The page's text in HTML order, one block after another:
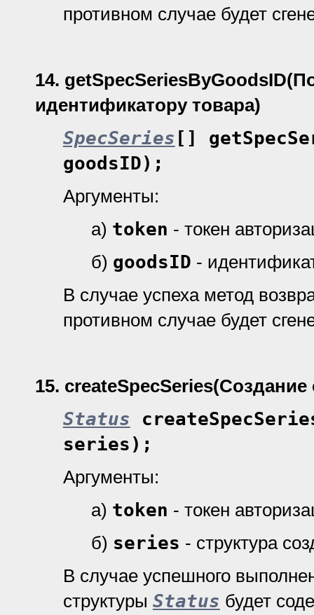
противном случае будет
14. getSpecSeriesByGoodsID
идентификатору товара)
SpecSeries []
goodsID);
Аргументы:
а) token - токен
б) goodsID -
В случае успеха метод
противном случае будет
15. createSpecSeries(Создание
Status
series);
Аргументы:
а) token - токен
б) series - структура
В случае успешного
структуры Status будет